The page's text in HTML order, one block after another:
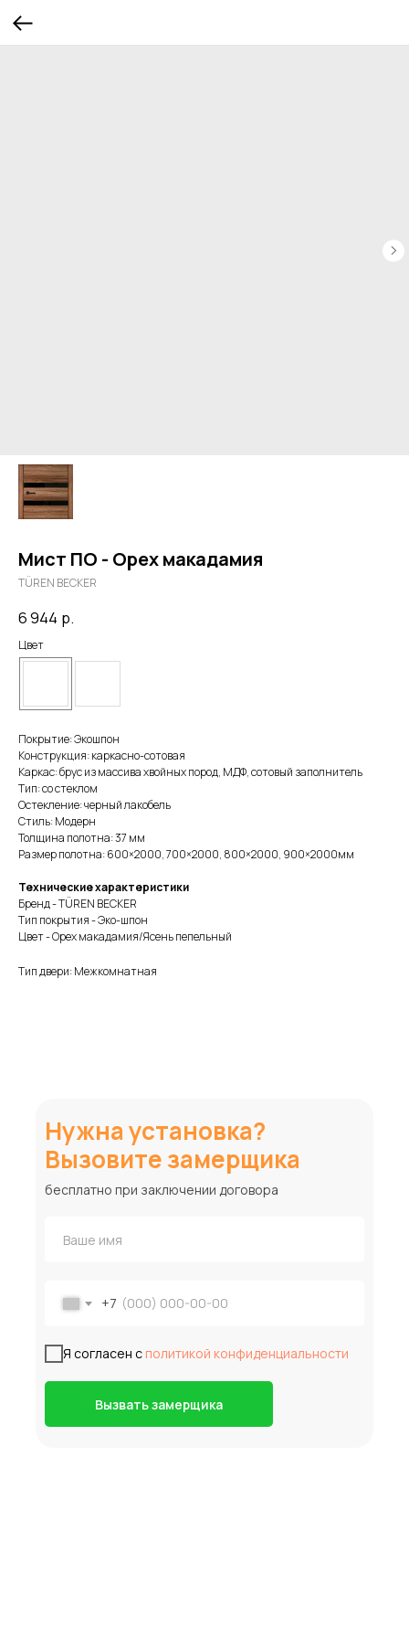
Мист ПО - Орех макадамия
TÜREN BECKER
6 944 р.
Цвет
Покрытие: Экошпон
Конструкция: каркасно-сотовая
Каркас: брус из массива хвойных пород, МДФ, сотовый заполнитель
Тип: со стеклом
Остекление: черный лакобель
Стиль: Модерн
Толщина полотна: 37 мм
Размер полотна: 600×2000, 700×2000, 800×2000, 900×2000мм
Технические характеристики
Бренд - TÜREN BECKER
Тип покрытия - Эко-шпон
Цвет - Орех макадамия/Ясень пепельный
Тип двери: Межкомнатная
Нужна установка?
Вызовите замерщика
+7
Я согласен с политикой конфиденциальности
Вызвать замерщика
бесплатно при заключении договора